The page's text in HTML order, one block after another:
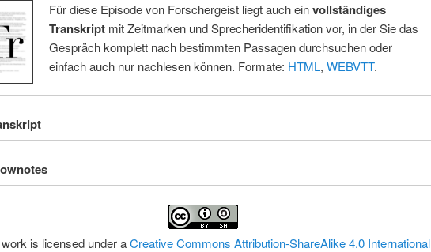
Für diese Episode von Forschergeist liegt auch einvollständiges
Transkriptmit Zeitmarken und Sprecheridentifikation vor, in der Sie das
Gespräch komplett nach bestimmten Passagen durchsuchen oder
einfach auch nur nachlesen können. Formate: HTML, WEBVTT.
is licensed under aCreative Commons Attribution-ShareAlike 4.0 International